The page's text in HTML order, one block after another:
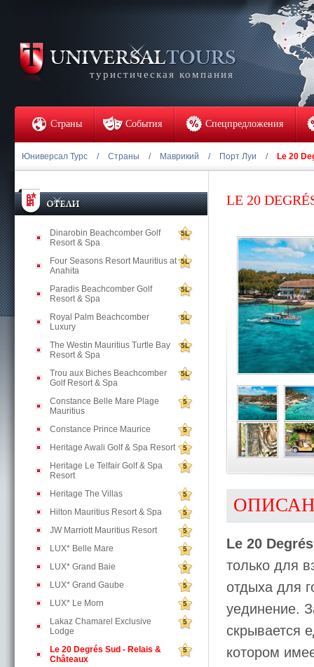
туристическая компания
Страны События Спецпредложения
Юниверсал Турс / Страны / Маврикий / Порт Луи / Le 20
Dinarobin Beachcomber Golf
Resort & Spa
5L
Four Seasons Resort Mauritius at
Anahita
5L
Paradis Beachcomber Golf
Resort & Spa
5L
Royal Palm Beachcomber
Luxury
5L
The Westin Mauritius Turtle Bay
Resort & Spa
5L
Trou aux Biches Beachcomber
Golf Resort & Spa
5L
Constance Belle Mare Plage
Mauritius
5
Constance Prince Maurice 5
Heritage Awali Golf & Spa Resort 5
Heritage Le Telfair Golf & Spa
Resort
5
Heritage The Villas 5
Hilton Mauritius Resort & Spa 5
JW Marriott Mauritius Resort 5
LUX* Belle Mare 5
LUX* Grand Baie 5
LUX* Grand Gaube 5
LUX* Le Morn 5
Lakaz Chamarel Exclusive
Lodge
5
Le 20 Degrés Sud - Relais &
Châteaux
5
LE 20
Le 20
только для
отдыха для
уединение.
скрывается
котором